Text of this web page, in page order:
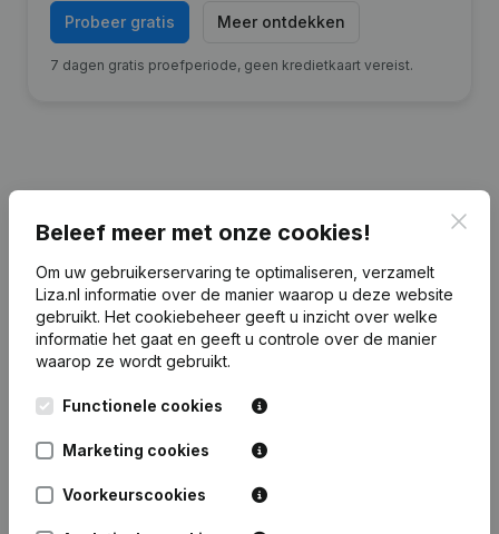
Probeer gratis Meer ontdekken
7 dagen gratis proefperiode, geen kredietkaart vereist.
Maupertuus Beheer
2024 2023 2022
vermogen
€10.365.425
Beleef meer met onze cookies!
Om uw gebruikerservaring te optimaliseren, verzamelt
Liza.nl informatie over de manier waarop u deze website
gebruikt. Het cookiebeheer geeft u inzicht over welke
informatie het gaat en geeft u controle over de manier
waarop ze wordt gebruikt.
Functionele cookies
Marketing cookies
Voorkeurscookies